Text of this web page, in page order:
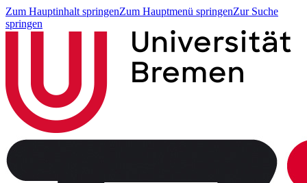
Zum Hauptinhalt springenZum Hauptmenü springenZur Suche
springen